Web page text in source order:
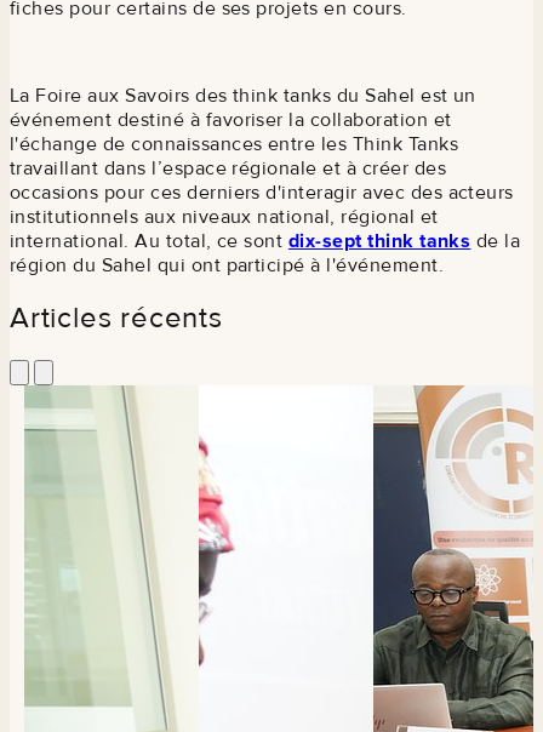
fiches pour certains de ses projets en cours.
La Foire aux Savoirs des think tanks du Sahel est un
événement destiné à favoriser la collaboration et
l'échange de connaissances entre les Think Tanks
travaillant dans l’espace régionale et à créer des
occasions pour ces derniers d'interagir avec des acteurs
institutionnels aux niveaux national, régional et
international. Au total, ce sont dix-sept think tanks de la
région du Sahel qui ont participé à l'événement.
Articles récents